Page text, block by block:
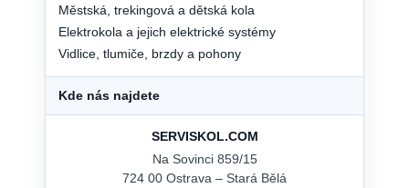
Městská, trekingová a dětská kola
Elektrokola a jejich elektrické systémy
Vidlice, tlumiče, brzdy a pohony
Kde nás najdete
SERVISKOL.COM
Na Sovinci 859/15
724 00 Ostrava – Stará Bělá